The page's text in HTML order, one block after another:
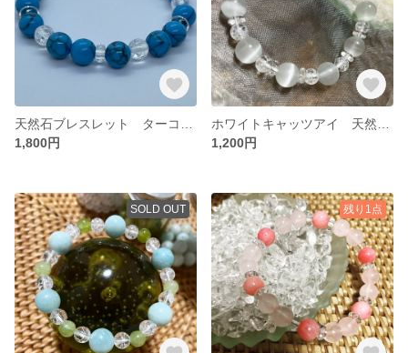
1,800円
1,200円
SOLD OUT 残り1点